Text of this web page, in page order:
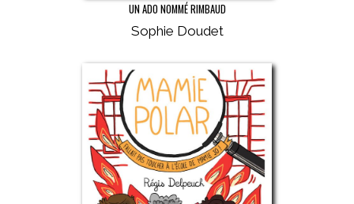
UN ADO NOMMÉ RIMBAUD
Sophie Doudet